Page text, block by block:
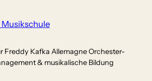
Freddy Kafka Allemagne Orchester-
& musikalische Bildung